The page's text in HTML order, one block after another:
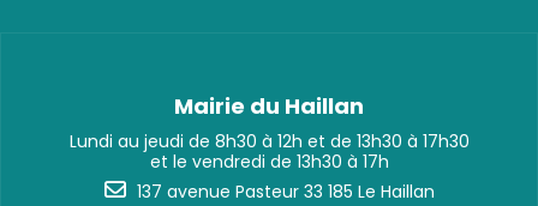
Mairie du Haillan
Lundi au jeudi de 8h30 à 12h et de 13h30 à 17h30
et le vendredi de 13h30 à 17h
137 avenue Pasteur 33 185 Le Haillan